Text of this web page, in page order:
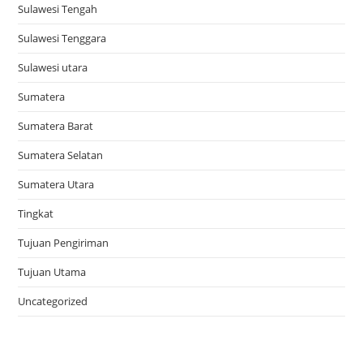
Sulawesi Tengah
Sulawesi Tenggara
Sulawesi utara
Sumatera
Sumatera Barat
Sumatera Selatan
Sumatera Utara
Tingkat
Tujuan Pengiriman
Tujuan Utama
Uncategorized